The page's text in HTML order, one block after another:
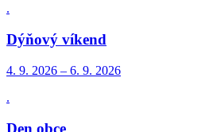
.
Dýňový víkend
4. 9. 2026 – 6. 9. 2026
.
Den obce